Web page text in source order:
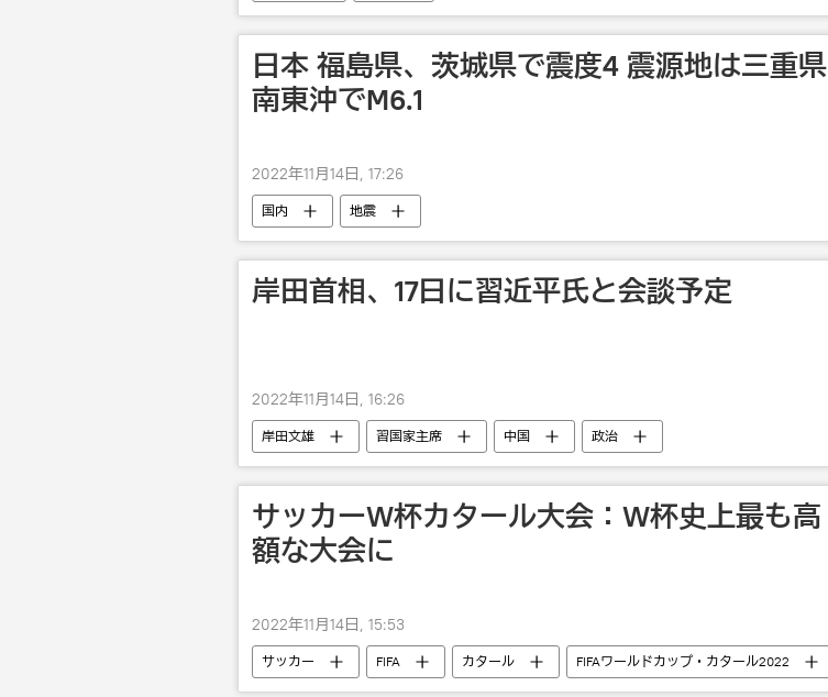
日本 福島県、茨城県で震度4 震源地は三重県
南東沖でM6.1
2022年11月14日, 17:26
国内 地震
岸田首相、17日に習近平氏と会談予定
2022年11月14日, 16:26
岸田文雄 習国家主席 中国 政治
サッカーW杯カタール大会：W杯史上最も高
額な大会に
2022年11月14日, 15:53
サッカー FIFA カタール FIFAワールドカップ・カタール2022